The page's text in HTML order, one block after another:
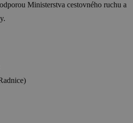
Ministerstva cestovného ruchu a